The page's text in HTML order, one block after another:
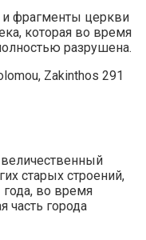
и фрагменты церкви
которая во время
разрушена.
Zakinthos 291
старых строений,
во время
часть города